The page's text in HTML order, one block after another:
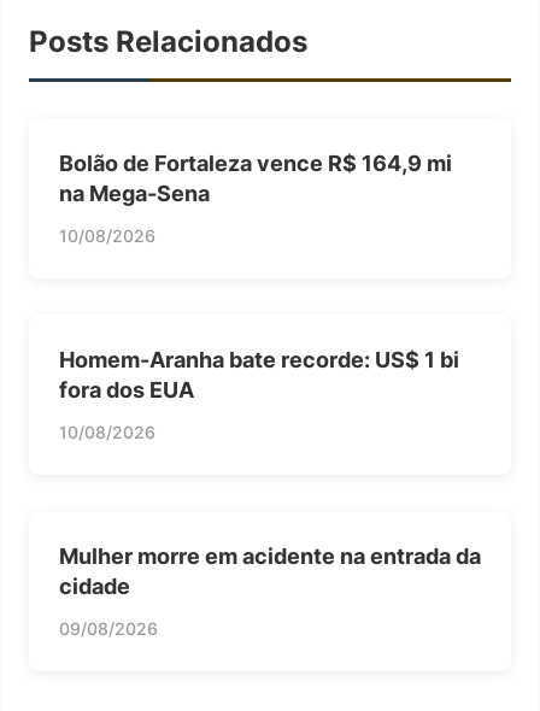
Posts Relacionados
Bolão de Fortaleza vence R$ 164,9 mi
na Mega-Sena
10/08/2026
Homem-Aranha bate recorde: US$ 1 bi
fora dos EUA
10/08/2026
Mulher morre em acidente na entrada da
cidade
09/08/2026